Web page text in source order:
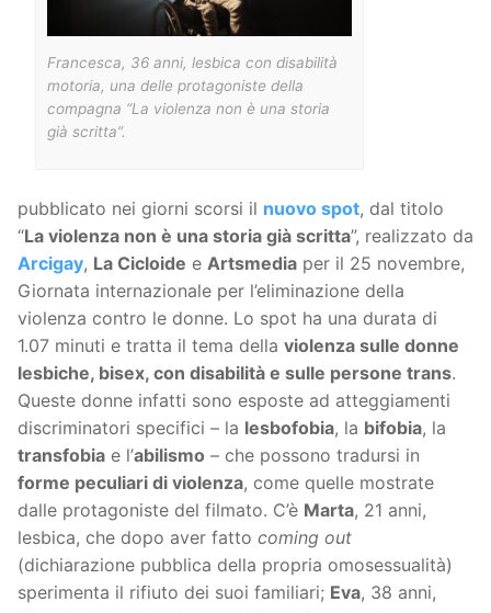
Francesca, 36 anni, lesbica con disabilità
motoria, una delle protagoniste della
compagna “La violenza non è una storia
già scritta”.
pubblicato nei giorni scorsi il nuovo spot, dal titolo
“La violenza non è una storia già scritta”, realizzato da
Arcigay, La Cicloide e Artsmedia per il 25 novembre,
Giornata internazionale per l’eliminazione della
violenza contro le donne. Lo spot ha una durata di
1.07 minuti e tratta il tema della violenza sulle donne
lesbiche, bisex, con disabilità e sulle persone trans.
Queste donne infatti sono esposte ad atteggiamenti
discriminatori specifici – la lesbofobia, la bifobia, la
transfobia e l’abilismo – che possono tradursi in
forme peculiari di violenza, come quelle mostrate
dalle protagoniste del filmato. C’è Marta, 21 anni,
lesbica, che dopo aver fatto coming out
(dichiarazione pubblica della propria omosessualità)
sperimenta il rifiuto dei suoi familiari; Eva, 38 anni,